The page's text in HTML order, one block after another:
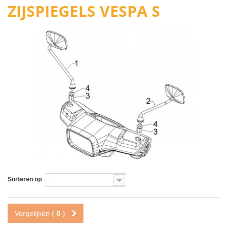
ZIJSPIEGELS VESPA S
Sorteren op --
Vergelijken ( 0 )